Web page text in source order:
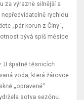
za výrazně silnější a
nepředvídatelně rychlou
„pár korun z Číny“,
bývá spíš měsíce
U špatně těsnicích
voda, která žárovce
„opravené“
sotva sezónu.